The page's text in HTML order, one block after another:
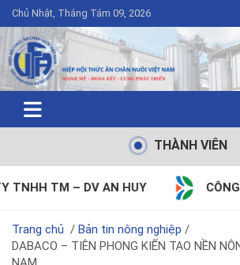
Chủ Nhật, Tháng Tám 09, 2026
THÀNH VIÊN
CÔNG TY CỔ PHẦN TẬP
Trang chủ
Bản tin nông nghiệp
DABACO – TIÊN PHONG KIẾN TẠO NỀN